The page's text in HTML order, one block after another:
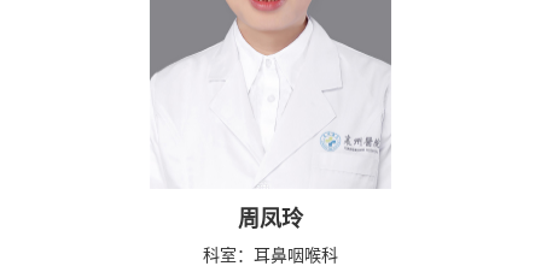
周凤玲
科室： 耳鼻咽喉科